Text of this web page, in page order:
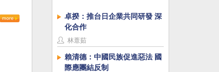
卓揆：推台日企業共同研發 深
化合作
林薏茹
賴清德：中國民族促進惡法 國
際應團結反制